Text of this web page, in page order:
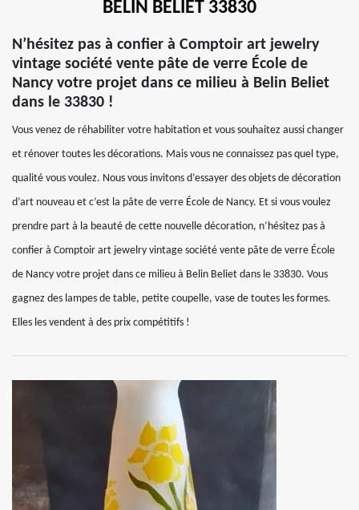
BELIN BELIET 33830
N’hésitez pas à confier à Comptoir art jewelry
vintage société vente pâte de verre École de
Nancy votre projet dans ce milieu à Belin Beliet
dans le 33830 !
Vous venez de réhabiliter votre habitation et vous souhaitez aussi changer
et rénover toutes les décorations. Mais vous ne connaissez pas quel type,
qualité vous voulez. Nous vous invitons d’essayer des objets de décoration
d’art nouveau et c’est la pâte de verre École de Nancy. Et si vous voulez
prendre part à la beauté de cette nouvelle décoration, n’hésitez pas à
confier à Comptoir art jewelry vintage société vente pâte de verre École
de Nancy votre projet dans ce milieu à Belin Beliet dans le 33830. Vous
gagnez des lampes de table, petite coupelle, vase de toutes les formes.
Elles les vendent à des prix compétitifs !